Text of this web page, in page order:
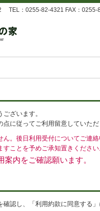
TEL：0255-82-4321 FAX：0255-
ざいます。
点に従ってご利用留意していた
。後日利用受付についてご連
すことを予めご承知置きくださ
内をご確認願います。
認し、「利用約款に同意する